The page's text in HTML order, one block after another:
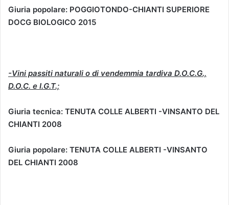
Giuria popolare: POGGIOTONDO-CHIANTI SUPERIORE
DOCG BIOLOGICO 2015
-Vini passiti naturali o di vendemmia tardiva D.O.C.G.,
D.O.C. e I.G.T.;
Giuria tecnica: TENUTA COLLE ALBERTI -VINSANTO DEL
CHIANTI 2008
Giuria popolare: TENUTA COLLE ALBERTI -VINSANTO
DEL CHIANTI 2008